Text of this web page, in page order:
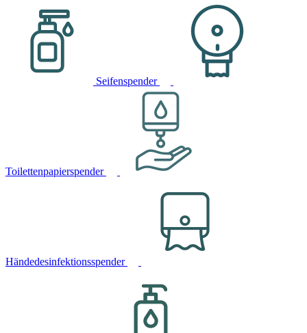
Seifenspender
Toilettenpapierspender
Händedesinfektionsspender